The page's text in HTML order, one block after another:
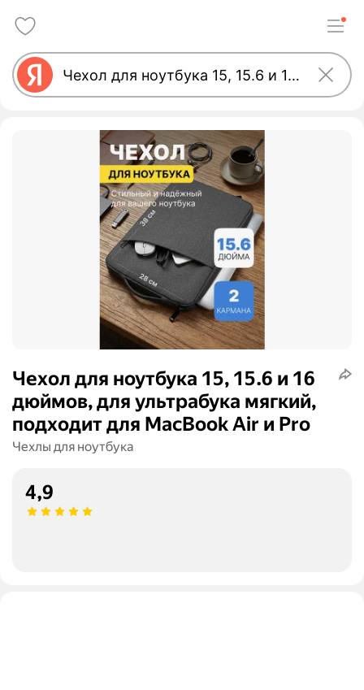
Чехол для ноутбука 15, 15.6 и 16
дюймов, для ультрабука мягкий,
подходит для MacBook Air и Pro
Чехлы для ноутбука
4,9